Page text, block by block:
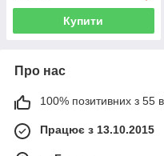
Купити
Про нас
100% позитивних з 55
Працює з 13.10.2015